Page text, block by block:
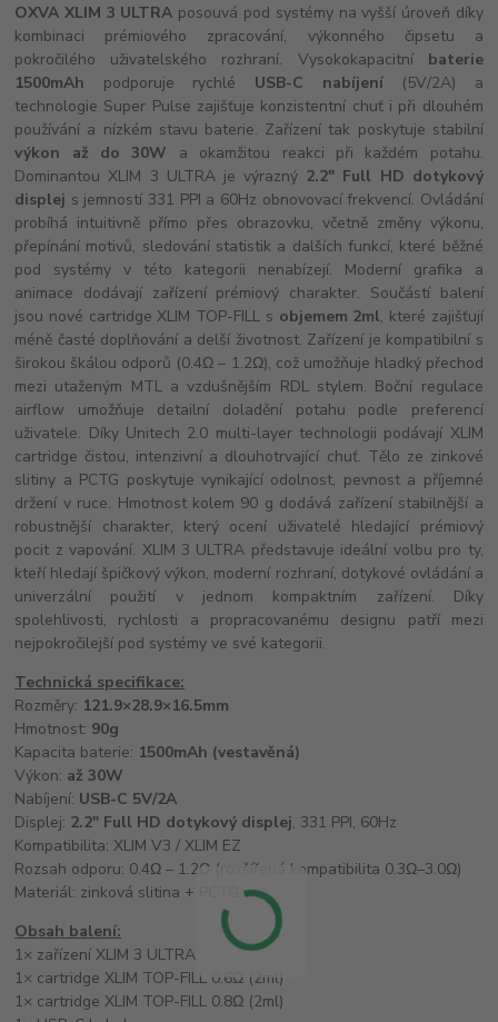
OXVA XLIM 3 ULTRA posouvá pod systémy na vyšší úroveň díky
kombinaci prémiového zpracování, výkonného čipsetu a
pokročilého uživatelského rozhraní. Vysokokapacitní baterie
1500mAh podporuje rychlé USB-C nabíjení(5V/2A) a
technologie Super Pulse zajišťuje konzistentní chuť i při dlouhém
používání a nízkém stavu baterie. Zařízení tak poskytuje stabilní
výkon až do 30W a okamžitou reakci při každém potahu.
Dominantou XLIM 3 ULTRA je výrazný 2.2" Full HD dotykový
displej s jemností 331 PPI a 60Hz obnovovací frekvencí. Ovládání
probíhá intuitivně přímo přes obrazovku, včetně změny výkonu,
přepínání motivů, sledování statistik a dalších funkcí, které běžné
pod systémy v této kategorii nenabízejí. Moderní grafika a
animace dodávají zařízení prémiový charakter. Součástí balení
jsou nové cartridge XLIM TOP-FILL s objemem 2ml, které zajišťují
méně časté doplňování a delší životnost. Zařízení je kompatibilní s
širokou škálou odporů (0.4Ω – 1.2Ω), což umožňuje hladký přechod
mezi utaženým MTL a vzdušnějším RDL stylem. Boční regulace
airflow umožňuje detailní doladění potahu podle preferencí
uživatele. Díky Unitech 2.0 multi-layer technologii podávají XLIM
cartridge čistou, intenzivní a dlouhotrvající chuť. Tělo ze zinkové
slitiny a PCTG poskytuje vynikající odolnost, pevnost a příjemné
držení v ruce. Hmotnost kolem 90 g dodává zařízení stabilnější a
robustnější charakter, který ocení uživatelé hledající prémiový
pocit z vapování. XLIM 3 ULTRA představuje ideální volbu pro ty,
kteří hledají špičkový výkon, moderní rozhraní, dotykové ovládání a
univerzální použití v jednom kompaktním zařízení. Díky
spolehlivosti, rychlosti a propracovanému designu patří mezi
nejpokročilejší pod systémy ve své kategorii.
Technická specifikace:
Rozměry: 121.9×28.9×16.5mm
Hmotnost: 90g
Kapacita baterie: 1500mAh (vestavěná)
Výkon: až 30W
Nabíjení: USB-C 5V/2A
Displej: 2.2" Full HD dotykový displej, 331 PPI, 60Hz
Kompatibilita: XLIM V3 / XLIM EZ
Rozsah odporu: 0.4Ω – 1.2Ω (rozšířená kompatibilita 0.3Ω–3.0Ω)
Materiál: zinková slitina + PCTG
Obsah balení:
1× zařízení XLIM 3 ULTRA
1× cartridge XLIM TOP-FILL 0.6Ω (2ml)
1× cartridge XLIM TOP-FILL 0.8Ω (2ml)